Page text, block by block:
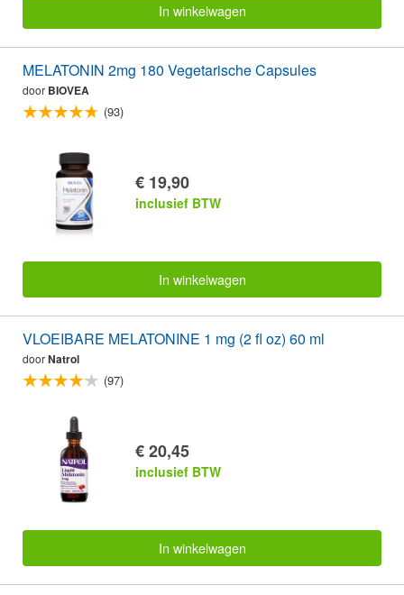
In winkelwagen
MELATONIN 2mg 180 Vegetarische Capsules
door BIOVEA
(93)
€ 19,90
inclusief BTW
In winkelwagen
VLOEIBARE MELATONINE 1 mg (2 fl oz) 60 ml
doorNatrol
(97)
€ 20,45
inclusief BTW
In winkelwagen